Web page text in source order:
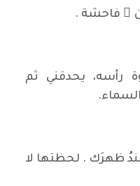
فاحشة .
رأسه، يحدقني ثم
ظهرَك . لحظتها لا